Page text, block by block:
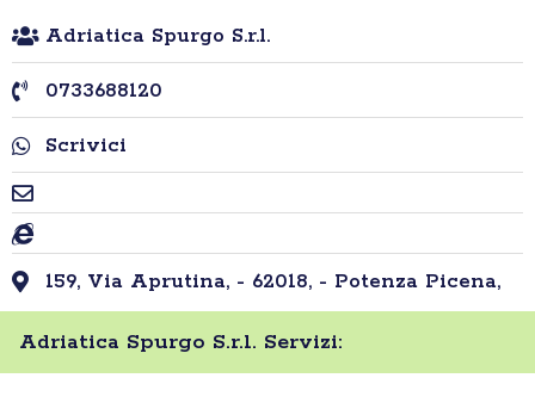
Adriatica Spurgo S.r.l.
0733688120
Scrivici
159, Via Aprutina, - 62018, - Potenza Picena,
Adriatica Spurgo S.r.l. Servizi: